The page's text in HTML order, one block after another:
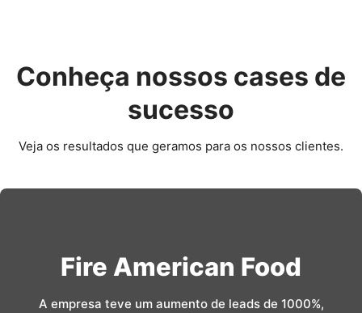
Conheça nossos cases de
sucesso
Veja os resultados que geramos para os nossos clientes.
Fire American Food
A empresa teve um aumento de leads de 1000%,